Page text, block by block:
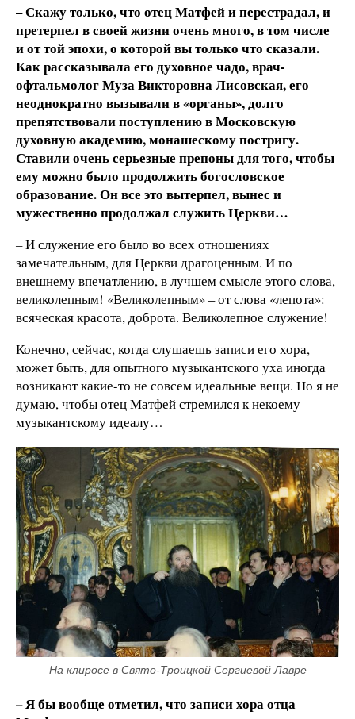
– Скажу только, что отец Матфей и перестрадал, и
претерпел в своей жизни очень много, в том числе
и от той эпохи, о которой вы только что сказали.
Как рассказывала его духовное чадо, врач-
офтальмолог Муза Викторовна Лисовская, его
неоднократно вызывали в «органы», долго
препятствовали поступлению в Московскую
духовную академию, монашескому постригу.
Ставили очень серьезные препоны для того, чтобы
ему можно было продолжить богословское
образование. Он все это вытерпел, вынес и
мужественно продолжал служить Церкви…
–И служение его было во всех отношениях
замечательным, для Церкви драгоценным. И по
внешнему впечатлению, в лучшем смысле этого слова,
великолепным! «Великолепным» – от слова «лепота»:
всяческая красота, доброта. Великолепное служение!
Конечно, сейчас, когда слушаешь записи его хора,
может быть, для опытного музыкантского уха иногда
возникают какие-то не совсем идеальные вещи. Но я не
думаю, чтобы отец Матфей стремился к некоему
музыкантскому идеалу…
На клиросе в Свято-Троицкой Сергиевой Лавре
– Я бы вообще отметил, что записи хора отца